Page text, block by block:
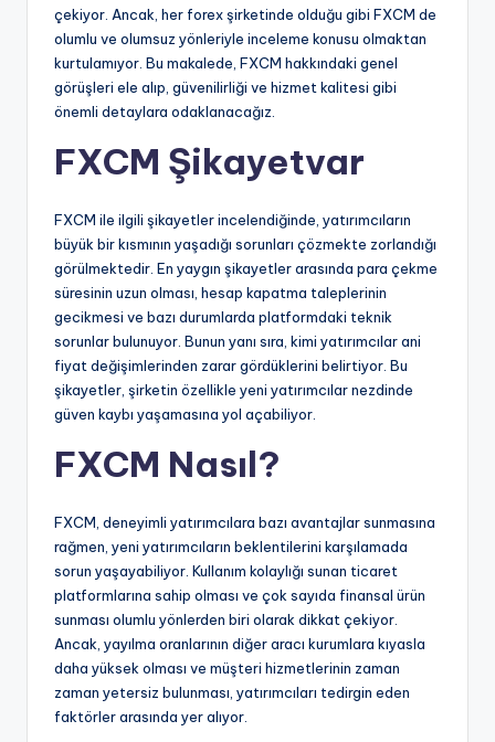
çekiyor. Ancak, her forex şirketinde olduğu gibi FXCM de
olumlu ve olumsuz yönleriyle inceleme konusu olmaktan
kurtulamıyor. Bu makalede, FXCM hakkındaki genel
görüşleri ele alıp, güvenilirliği ve hizmet kalitesi gibi
önemli detaylara odaklanacağız.
FXCM Şikayetvar
FXCM ile ilgili şikayetler incelendiğinde, yatırımcıların
büyük bir kısmının yaşadığı sorunları çözmekte zorlandığı
görülmektedir. En yaygın şikayetler arasında para çekme
süresinin uzun olması, hesap kapatma taleplerinin
gecikmesi ve bazı durumlarda platformdaki teknik
sorunlar bulunuyor. Bunun yanı sıra, kimi yatırımcılar ani
fiyat değişimlerinden zarar gördüklerini belirtiyor. Bu
şikayetler, şirketin özellikle yeni yatırımcılar nezdinde
güven kaybı yaşamasına yol açabiliyor.
FXCM Nasıl?
FXCM, deneyimli yatırımcılara bazı avantajlar sunmasına
rağmen, yeni yatırımcıların beklentilerini karşılamada
sorun yaşayabiliyor. Kullanım kolaylığı sunan ticaret
platformlarına sahip olması ve çok sayıda finansal ürün
sunması olumlu yönlerden biri olarak dikkat çekiyor.
Ancak, yayılma oranlarının diğer aracı kurumlara kıyasla
daha yüksek olması ve müşteri hizmetlerinin zaman
zaman yetersiz bulunması, yatırımcıları tedirgin eden
faktörler arasında yer alıyor.